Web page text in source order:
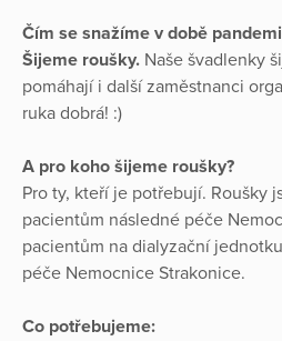
Čím se snažíme v době
Šijeme roušky. Naše švadlenky
pomáhají i další zaměstnanci
ruka dobrá! :)
A pro koho šijeme roušky?
Pro ty, kteří je potřebují. Roušky
pacientům následné péče
pacientům na dialyzační
péče Nemocnice Strakonice.
Co potřebujeme: